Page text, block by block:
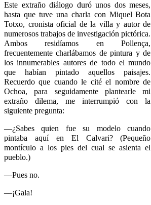
Este extraño diálogo duró unos dos meses,
hasta que tuve una charla con Miquel Bota
Totxo, cronista oficial de la villa y autor de
numerosos trabajos de investigación pictórica.
Ambos residíamos en Pollença,
frecuentemente charlábamos de pintura y de
los innumerables autores de todo el mundo
que habían pintado aquellos paisajes.
Recuerdo que cuando le cité el nombre de
Ochoa, para seguidamente plantearle mi
extraño dilema, me interrumpió con la
siguiente pregunta:
––¿Sabes quien fue su modelo cuando
pintaba aquí en El Calvari? (Pequeño
montículo a los pies del cual se asienta el
pueblo.)
––Pues no.
––¡Gala!